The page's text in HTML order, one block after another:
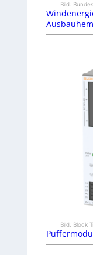
Bild:
Bild: Block